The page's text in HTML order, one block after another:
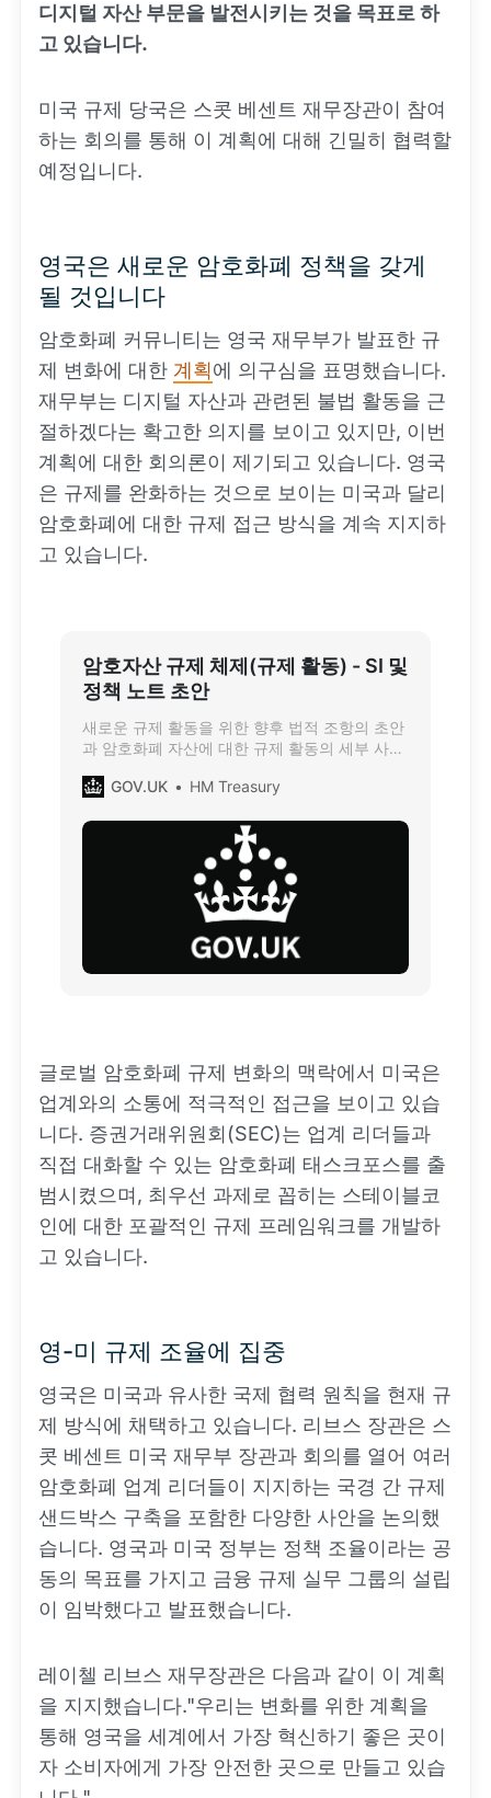
디지털 자산 부문을 발전시키는 것을 목표로 하
고 있습니다.
미국 규제 당국은 스콧 베센트 재무장관이 참여
하는 회의를 통해 이 계획에 대해 긴밀히 협력할
예정입니다.
영국은 새로운 암호화폐 정책을 갖게
될 것입니다
암호화폐 커뮤니티는 영국 재무부가 발표한 규
제 변화에 대한 계획에 의구심을 표명했습니다.
재무부는 디지털 자산과 관련된 불법 활동을 근
절하겠다는 확고한 의지를 보이고 있지만, 이번
계획에 대한 회의론이 제기되고 있습니다. 영국
은 규제를 완화하는 것으로 보이는 미국과 달리
암호화폐에 대한 규제 접근 방식을 계속 지지하
고 있습니다.
암호자산 규제 체제(규제 활동) - SI 및
정책 노트 초안
새로운 규제 활동을 위한 향후 법적 조항의 초안
과 암호화폐 자산에 대한 규제 활동의 세부 사항
정책 결과를 자세히 설명하는 설명 문서입니다.
GOV.UK HM Treasury
글로벌 암호화폐 규제 변화의 맥락에서 미국은
업계와의 소통에 적극적인 접근을 보이고 있습
니다. 증권거래위원회(SEC)는 업계 리더들과
직접 대화할 수 있는 암호화폐 태스크포스를 출
범시켰으며, 최우선 과제로 꼽히는 스테이블코
인에 대한 포괄적인 규제 프레임워크를 개발하
고 있습니다.
영-미 규제 조율에 집중
영국은 미국과 유사한 국제 협력 원칙을 현재 규
제 방식에 채택하고 있습니다. 리브스 장관은 스
콧 베센트 미국 재무부 장관과 회의를 열어 여러
암호화폐 업계 리더들이 지지하는 국경 간 규제
샌드박스 구축을 포함한 다양한 사안을 논의했
습니다. 영국과 미국 정부는 정책 조율이라는 공
동의 목표를 가지고 금융 규제 실무 그룹의 설립
이 임박했다고 발표했습니다.
레이첼 리브스 재무장관은 다음과 같이 이 계획
을 지지했습니다."우리는 변화를 위한 계획을
통해 영국을 세계에서 가장 혁신하기 좋은 곳이
자 소비자에게 가장 안전한 곳으로 만들고 있습